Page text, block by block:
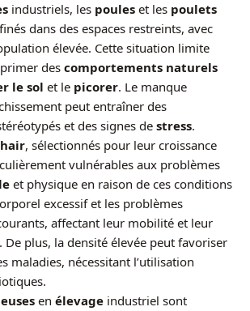
industriels, les poules et les poulets
dans des espaces restreints, avec
élevée. Cette situation limite
des comportements naturels
le sol et le picorer. Le manque
peut entraîner des
et des signes de stress.
, sélectionnés pour leur croissance
vulnérables aux problèmes
et physique en raison de ces conditions
excessif et les problèmes
affectant leur mobilité et leur
De plus, la densité élevée peut favoriser
maladies, nécessitant l’utilisation
en élevage industriel sont